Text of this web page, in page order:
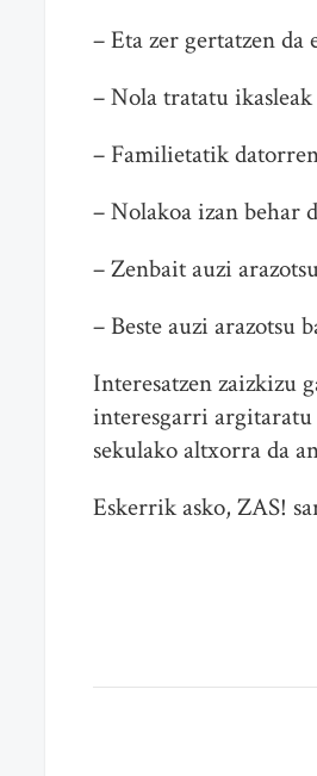
– Eta zer gertatzen
– Nola tratatu
– Familietatik
– Nolakoa izan behar
– Zenbait auzi
– Beste auzi arazotsu
Interesatzen zaizkizu
interesgarri
sekulako altxorra da
Eskerrik asko, ZAS!